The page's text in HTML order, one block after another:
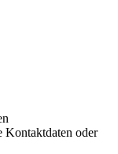
Kontaktdaten oder